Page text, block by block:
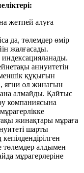
жетпей алуға
да, төлемдер өмір
жалғасады.
аннуитетін
құқығын
яғни ол жинағын
алмайды. Қайтыс
компаниясына
жинақтары мұраға
шарты
төлемдер алдымен
мұрагерлеріне